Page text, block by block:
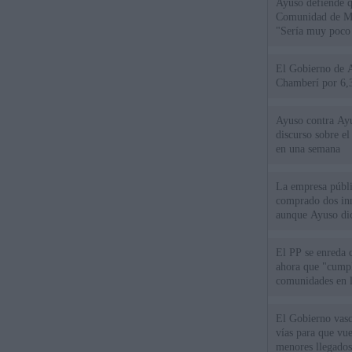
Ayuso defiende
Comunidad de
"Sería muy
El Gobierno de
Chamberí por
Ayuso contra
discurso sobre
en una semana
La empresa
comprado dos
aunque Ayuso
El PP se
ahora que
comunidades en
El Gobierno
vías para que
menores